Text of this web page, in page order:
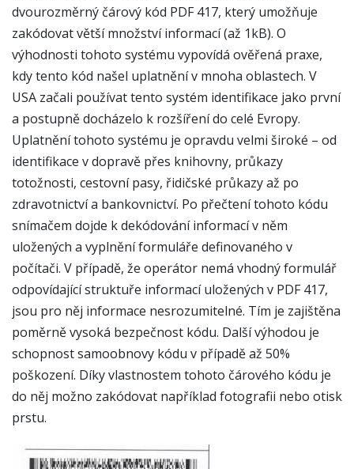
dvourozměrný čárový kód PDF 417, který umožňuje
zakódovat větší množství informací (až 1kB). O
výhodnosti tohoto systému vypovídá ověřená praxe,
kdy tento kód našel uplatnění v mnoha oblastech. V
USA začali používat tento systém identifikace jako první
a postupně docházelo k rozšíření do celé Evropy.
Uplatnění tohoto systému je opravdu velmi široké – od
identifikace v dopravě přes knihovny, průkazy
totožnosti, cestovní pasy, řidičské průkazy až po
zdravotnictví a bankovnictví. Po přečtení tohoto kódu
snímačem dojde k dekódování informací v něm
uložených a vyplnění formuláře definovaného v
počítači. V případě, že operátor nemá vhodný formulář
odpovídající struktuře informací uložených v PDF 417,
jsou pro něj informace nesrozumitelné. Tím je zajištěna
poměrně vysoká bezpečnost kódu. Další výhodou je
schopnost samoobnovy kódu v případě až 50%
poškození. Díky vlastnostem tohoto čárového kódu je
do něj možno zakódovat například fotografii nebo otisk
prstu.